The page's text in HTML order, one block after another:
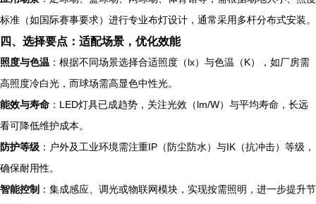
标准（如国际赛事要求）进行专业布灯设计，通常采用多杆分布式安装。
四、选择要点：适配场景，优化效能
照度与色温 ：根据不同场景选择合适照度（lx）与色温（K），如厂房需
高照度冷白光，而球场需高显色中性光。
能效与寿命 ：LED灯具已成趋势，关注光效（lm/W）与平均寿命，长远
看可降低维护成本。
防护等级 ：户外及工业环境需注重IP（防尘防水）与IK（抗冲击）等级，
确保耐用性。
智能控制 ：集成感应、调光或物联网模块，实现按需照明，进一步提升节